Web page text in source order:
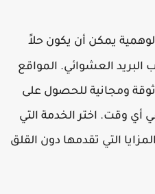
يمكن أن يكون حلاً
العشوائي. المواقع
ومجانية للحصول على
أي وقت. اختر الخدمة التي
التي تقدمها دون القلق